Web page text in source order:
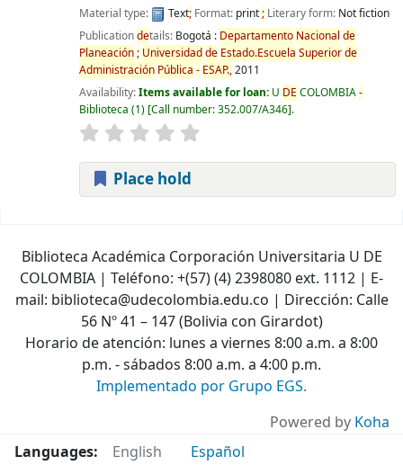
Material type:
Text;Format: print;Literary form: Not fiction
Publicationdetails: Bogotá : Departamento Nacional de
Planeación; Universidadde Estado.Escuela Superiorde
Administración Pública - ESAP.,2011
Availability:Items available for loan: U DE COLOMBIA-
Biblioteca (1) Call number:352.007/A346 .
Place hold
Biblioteca Académica Corporación Universitaria U DE
COLOMBIA | Teléfono: +(57) (4) 2398080 ext. 1112 | E-
mail: biblioteca@udecolombia.edu.co | Dirección: Calle
56 Nº 41 – 147 (Bolivia con Girardot)
Horario de atención: lunes a viernes 8:00 a.m. a 8:00
p.m. - sábados 8:00 a.m. a 4:00 p.m.
Implementado por Grupo EGS.
Powered by Koha
Languages:
English Español